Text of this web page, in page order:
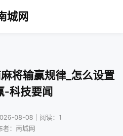
城网
将输赢规律_怎么设置
-科技要闻
08-08｜阅读：1
者：南城网